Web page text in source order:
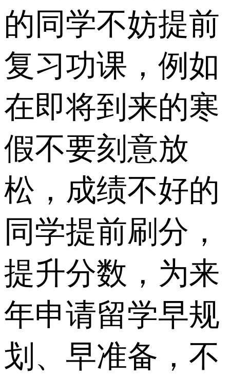
的同学不妨提前
复习功课，例如
在即将到来的寒
假不要刻意放
松，成绩不好的
同学提前刷分，
提升分数，为来
年申请留学早规
划、早准备，不